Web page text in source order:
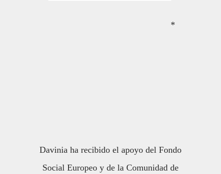
*
Davinia ha recibido el apoyo del Fondo
Social Europeo y de la Comunidad de